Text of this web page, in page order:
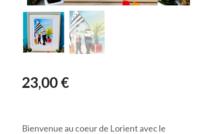
23,00€
Bienvenue au coeur de Lorient avec le